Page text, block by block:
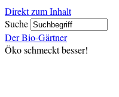
Direkt zum Inhalt
Suche
Der Bio-Gärtner
Öko schmeckt besser!